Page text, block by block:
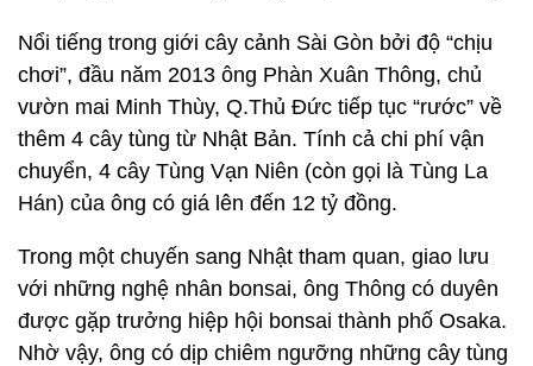
Nổi tiếng trong giới cây cảnh Sài Gòn bởi độ “chịu
chơi”, đầu năm 2013 ông Phàn Xuân Thông, chủ
vườn mai Minh Thùy, Q.Thủ Đức tiếp tục “rước” về
thêm 4 cây tùng từ Nhật Bản. Tính cả chi phí vận
chuyển, 4 cây Tùng Vạn Niên (còn gọi là Tùng La
Hán) của ông có giá lên đến 12 tỷ đồng.
Trong một chuyến sang Nhật tham quan, giao lưu
với những nghệ nhân bonsai, ông Thông có duyên
được gặp trưởng hiệp hội bonsai thành phố Osaka.
Nhờ vậy, ông có dịp chiêm ngưỡng những cây tùng